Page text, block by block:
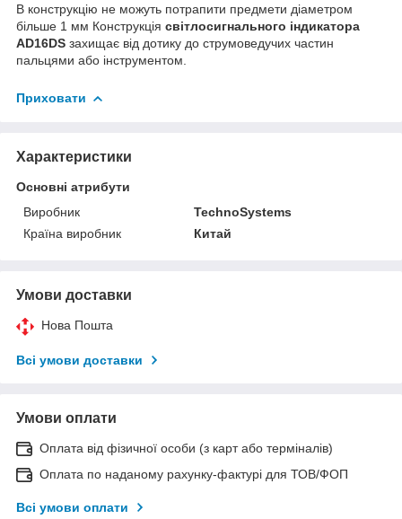
В конструкцію не можуть потрапити предмети діаметром
більше 1 мм Конструкція світлосигнального індикатора
AD16DS захищає від дотику до струмоведучих частин
пальцями або інструментом.
Приховати
Характеристики
Основні атрибути
Виробник
TechnoSystems
Країна виробник
Китай
Умови доставки
Нова Пошта
Всі умови доставки
Умови оплати
Оплата від фізичної особи (з карт або терміналів)
Оплата по наданому рахунку-фактурі для ТОВ/ФОП
Всі умови оплати